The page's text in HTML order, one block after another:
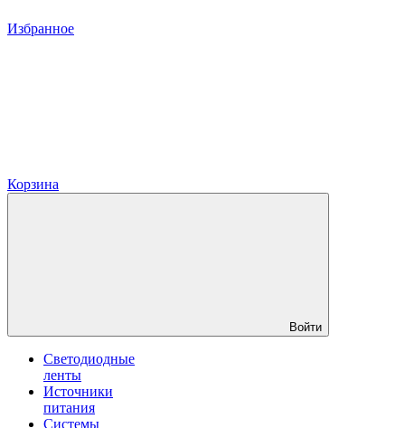
Избранное
Корзина
Войти
Светодиодные
ленты
Источники
питания
Системы